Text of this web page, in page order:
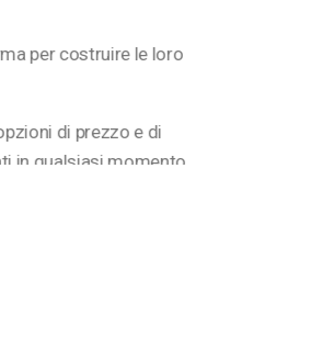
per costruire le loro
di prezzo e di
in qualsiasi momento